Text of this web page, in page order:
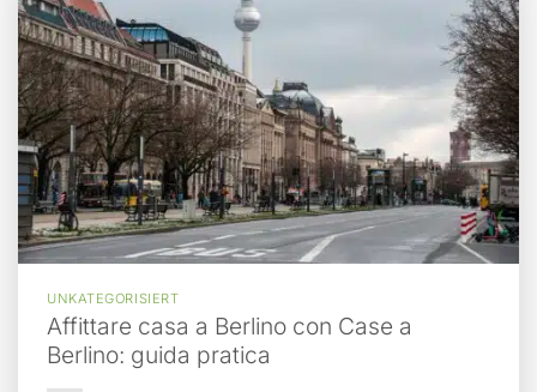
UNKATEGORISIERT
Affittare casa a Berlino con Case a
Berlino: guida pratica